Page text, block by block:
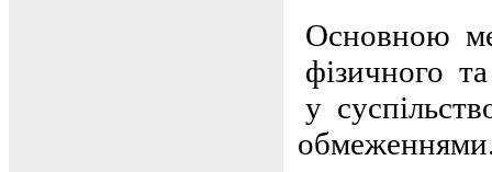
Основною
фізичного
у